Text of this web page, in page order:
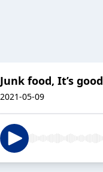
Junk food, It’s
2021-05-09